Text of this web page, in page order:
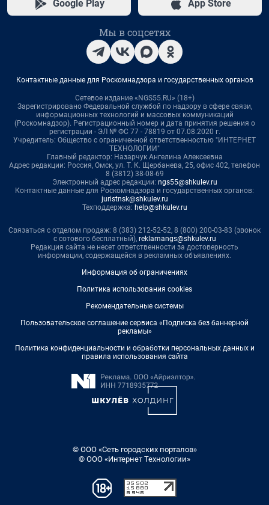
Google Play App Store
Мы в соцсетях
Контактные данные для Роскомнадзора и государственных органов
Сетевое издание «NGS55.RU» (18+)
Зарегистрировано Федеральной службой по надзору в сфере связи,
информационных технологий и массовых коммуникаций
(Роскомнадзор). Регистрационный номер и дата принятия решения о
регистрации - ЭЛ № ФС 77 - 78819 от 07.08.2020 г.
Учредитель: Общество с ограниченной ответственностью "ИНТЕРНЕТ
ТЕХНОЛОГИИ"
Главный редактор: Назарчук Ангелина Алексеевна
Адрес редакции: Россия, Омск, ул. Т. К. Щербанева, 25, офис 402, телефон
8 (3812) 38-08-69
Электронный адрес редакции: ngs55@shkulev.ru
Контактные данные для Роскомнадзора и государственных органов:
juristnsk@shkulev.ru
Техподдержка: help@shkulev.ru
Связаться с отделом продаж: 8 (383) 212-52-52, 8 (800) 200-03-83 (звонок
с сотового бесплатный), reklamangs@shkulev.ru
Редакция сайта не несет ответственности за достоверность
информации, содержащейся в рекламных объявлениях.
Информация об ограничениях
Политика использования cookies
Рекомендательные системы
Пользовательское соглашение сервиса «Подписка без баннерной
рекламы»
Политика конфиденциальности и обработки персональных данных и
правила использования сайта
© ООО «Сеть городских порталов»
© ООО «Интернет Технологии»